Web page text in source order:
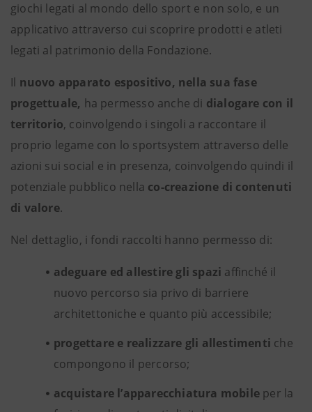
giochi legati al mondo dello sport e non solo, e un
applicativo attraverso cui scoprire prodotti e atleti
legati al patrimonio della Fondazione.
Il nuovo apparato espositivo, nella sua fase
progettuale, ha permesso anche di dialogare con il
territorio, coinvolgendo i singoli a raccontare il
proprio legame con lo sportsystem attraverso delle
azioni sui social e in presenza, coinvolgendo quindi il
potenziale pubblico nella co-creazione di contenuti
di valore.
Nel dettaglio, i fondi raccolti hanno permesso di:
adeguare ed allestire gli spazi affinché il
nuovo percorso sia privo di barriere
architettoniche e quanto più accessibile;
progettare e realizzare gli allestimenti che
compongono il percorso;
acquistare l’apparecchiatura mobile per la